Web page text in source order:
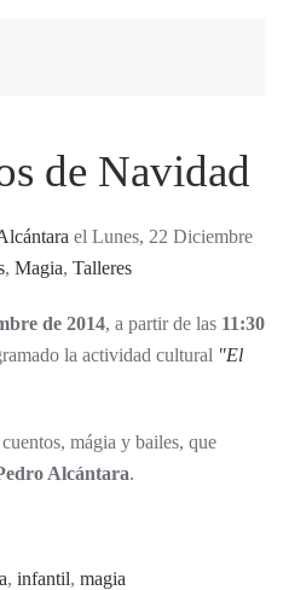
de Navidad
el Lunes, 22 Diciembre
, Magia, Talleres
de 2014, a partir de las 11:30
la actividad cultural "El
mágia y bailes, que
Alcántara.
, infantil, magia